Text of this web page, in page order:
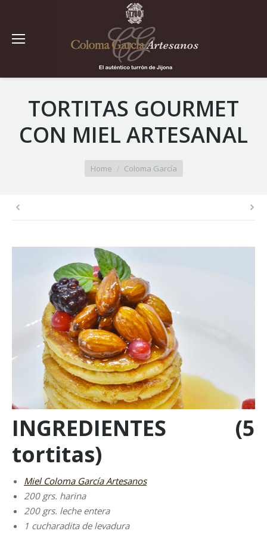
TORTITAS GOURMET
CON MIEL ARTESANAL
Home Coloma García
INGREDIENTES (5
tortitas)
Miel Coloma García Artesanos
200 grs. harina
200 grs. leche entera
1 cucharadita de levadura